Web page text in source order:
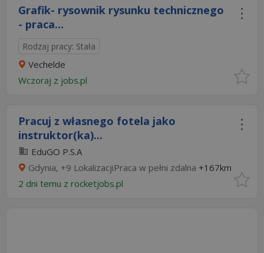
Grafik- rysownik rysunku technicznego
- praca...
Rodzaj pracy: Stała
Vechelde
Wczoraj z jobs.pl
Pracuj z własnego fotela jako
instruktor(ka)...
EduGO P.S.A
Gdynia, +9 LokalizacjiPraca w pełni zdalna +167km
2 dni temu z rocketjobs.pl